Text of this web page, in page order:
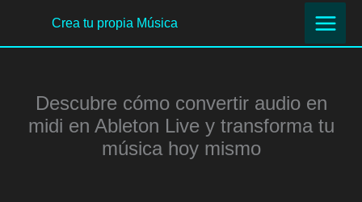
contenido
Crea tu propia Música
Descubre cómo convertir audio en
midi en Ableton Live y transforma tu
música hoy mismo